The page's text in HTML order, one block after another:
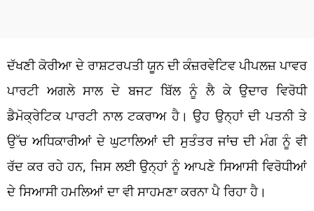
ਦੱਖਣੀ ਕੋਰੀਆ ਦੇ ਰਾਸ਼ਟਰਪਤੀ ਯੂਨ ਦੀ ਕੰਜ਼ਰਵੇਟਿਵ ਪੀਪਲਜ਼ ਪਾਵਰ
ਪਾਰਟੀ ਅਗਲੇ ਸਾਲ ਦੇ ਬਜਟ ਬਿੱਲ ਨੂੰ ਲੈ ਕੇ ਉਦਾਰ ਵਿਰੋਧੀ
ਡੈਮੋਕ੍ਰੇਟਿਕ ਪਾਰਟੀ ਨਾਲ ਟਕਰਾਅ ਹੈ। ਉਹ ਉਨ੍ਹਾਂ ਦੀ ਪਤਨੀ ਤੇ
ਉੱਚ ਅਧਿਕਾਰੀਆਂ ਦੇ ਘੁਟਾਲਿਆਂ ਦੀ ਸੁਤੰਤਰ ਜਾਂਚ ਦੀ ਮੰਗ ਨੂੰ ਵੀ
ਰੱਦ ਕਰ ਰਹੇ ਹਨ, ਜਿਸ ਲਈ ਉਨ੍ਹਾਂ ਨੂੰ ਆਪਣੇ ਸਿਆਸੀ ਵਿਰੋਧੀਆਂ
ਦੇ ਸਿਆਸੀ ਹਮਲਿਆਂ ਦਾ ਵੀ ਸਾਹਮਣਾ ਕਰਨਾ ਪੈ ਰਿਹਾ ਹੈ।